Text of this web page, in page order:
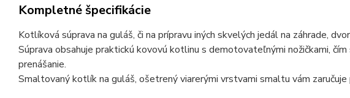
Kompletné špecifikácie
Kotlíková súprava na guláš, či na prípravu iných skvelých jedál na záhrade,
Súprava obsahuje praktickú kovovú kotlinu s demotovateľnými nožičkami,
prenášanie.
Smaltovaný kotlík na guláš, ošetrený viarerými vrstvami smaltu vám zaručuje